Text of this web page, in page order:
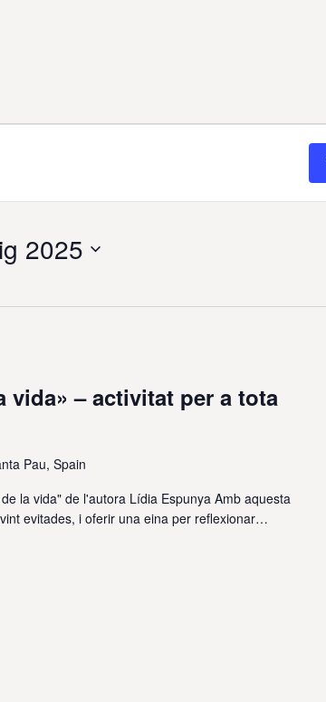
2025
vida» – activitat per a tota
Pau, Spain
la vida" de l'autora Lídia Espunya Amb aquesta
evitades, i oferir una eina per reflexionar…